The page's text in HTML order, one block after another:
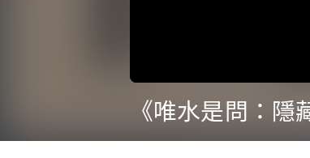
seconds
minutes,